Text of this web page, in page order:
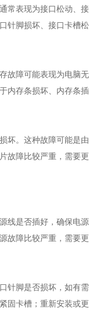
常表现为接口松动、接
针脚损坏、接口卡槽松
故障可能表现为电脑无
内存条损坏、内存条插
坏。这种故障可能是由
故障比较严重，需要更
线是否插好，确保电源
故障比较严重，需要更
针脚是否损坏，如有需
固卡槽；重新安装或更